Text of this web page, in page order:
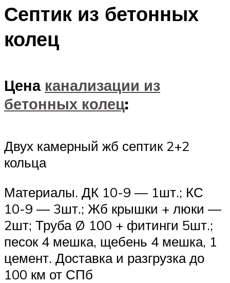
Септик из бетонных
колец
Цена канализации из
бетонных колец:
Двух камерный жб септик 2+2
кольца
Материалы. ДК 10-9 — 1шт.; КС
10-9 — 3шт.; Жб крышки + люки —
2шт; Труба Ø 100 + фитинги 5шт.;
песок 4 мешка, щебень 4 мешка, 1
цемент. Доставка и разгрузка до
100 км от СПб